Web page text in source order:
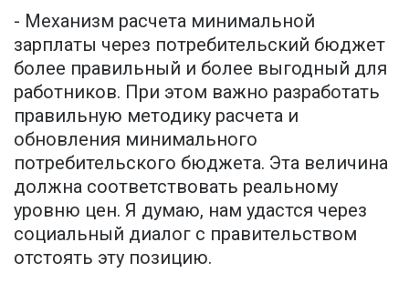
- Механизм расчета минимальной
зарплаты через потребительский бюджет
более правильный и более выгодный для
работников. При этом важно разработать
правильную методику расчета и
обновления минимального
потребительского бюджета. Эта величина
должна соответствовать реальному
уровню цен. Я думаю, нам удастся через
социальный диалог с правительством
отстоять эту позицию.